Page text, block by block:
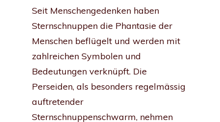
Seit Menschengedenken haben
Sternschnuppen die Phantasie der
Menschen beflügelt und werden mit
zahlreichen Symbolen und
Bedeutungen verknüpft. Die
Perseiden, als besonders regelmässig
auftretender
Sternschnuppenschwarm, nehmen